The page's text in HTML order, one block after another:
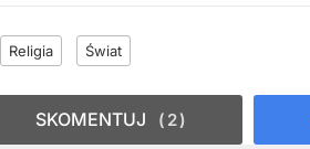
Religia Świat
SKOMENTUJ 2